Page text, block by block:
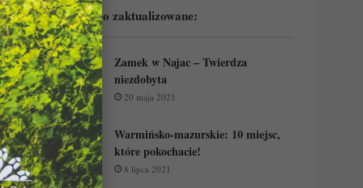
Podejrzyj ostatnio zaktualizowane:
Zamek w Najac – Twierdza
niezdobyta
20 maja 2021
Warmińsko-mazurskie: 10 miejsc,
które pokochacie!
8 lipca 2021